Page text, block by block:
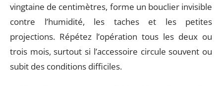
vingtaine de centimètres, forme un bouclier invisible
contre l’humidité, les taches et les petites
projections. Répétez l’opération tous les deux ou
trois mois, surtout si l’accessoire circule souvent ou
subit des conditions difficiles.